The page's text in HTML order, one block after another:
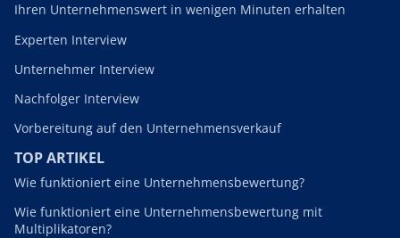
Ihren Unternehmenswert in wenigen Minuten erhalten
Experten Interview
Unternehmer Interview
Nachfolger Interview
Vorbereitung auf den Unternehmensverkauf
TOP ARTIKEL
Wie funktioniert eine Unternehmensbewertung?
Wie funktioniert eine Unternehmensbewertung mit
Multiplikatoren?